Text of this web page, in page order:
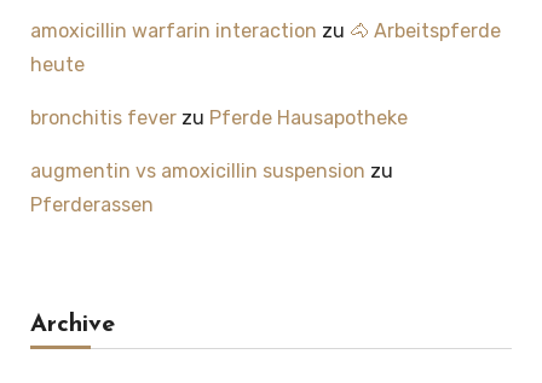
amoxicillin warfarin interaction zu 🐴 Arbeitspferde
heute
bronchitis feverzu Pferde Hausapotheke
augmentin vs amoxicillin suspension zu
Pferderassen
Archive